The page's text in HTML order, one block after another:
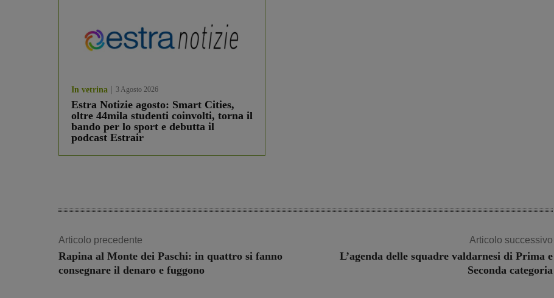
In vetrina 3 Agosto 2026
Estra Notizie agosto: Smart Cities,
oltre 44mila studenti coinvolti, torna il
bando per lo sport e debutta il
podcast Estrair
Articolo precedente
Rapina al Monte dei Paschi: in quattro si fanno
consegnare il denaro e fuggono
Articolo successivo
L’agenda delle squadre valdarnesi di Prima e
Seconda categoria